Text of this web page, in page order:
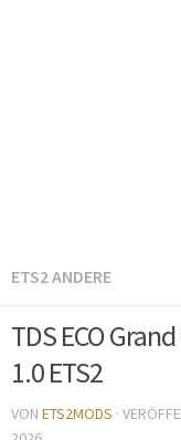
ETS2 ANDERE
TDS ECO
1.0 ETS2
VON ETS2MODS ·